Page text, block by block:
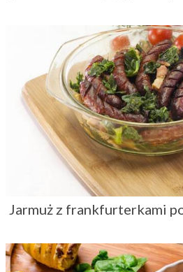
Jarmuż z frankfurterkami